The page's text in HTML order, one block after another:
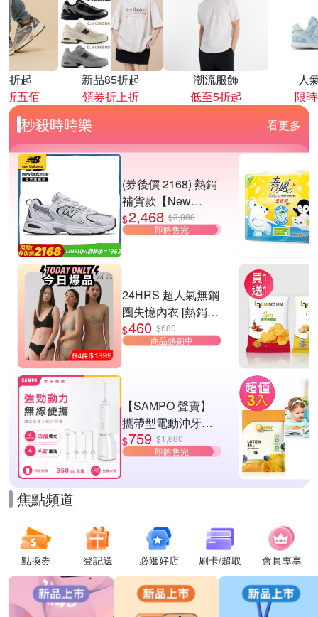
折起
折五佰
新品85折起
領券折上折
潮流服飾
低至5折起
人
限
秒殺時時樂 看更多
(券後價 2168) 熱銷
補貨款【New
Balance】復古運動
鞋_中性_白銀
$2,468 $3,080
即將售完
24HRS 超人氣無鋼
圈失憶內衣 [熱銷好
評]
$460 $680
商品熱銷中
【SAMPO 聲寶】
攜帶型電動沖牙機/
洗牙器/沖牙器(WB-
Z2506NL)
$759 $1,680
即將售完
焦點頻道
點換券 登記送 必逛好店 刷卡/超取 會員專享